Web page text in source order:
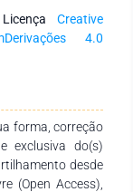
educadores o
Freire (1986)
ação, tem a
além de
para uma
abordagens:
resultados se
todos os estudos
se que os
Creative
4.0
forma, correção
exclusiva do(s)
desde
(Open Access),